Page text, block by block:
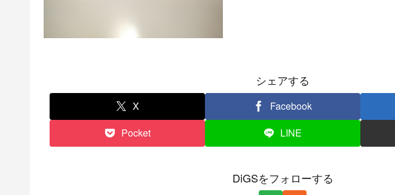
シェアする
X Facebook
Pocket
LINE
DiGSをフォローする